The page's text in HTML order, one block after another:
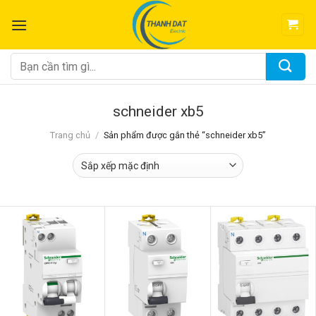
đến
dung
Tìm
kiếm:
schneider xb5
Trang chủ / Sản phẩm được gắn thẻ “schneider xb5”